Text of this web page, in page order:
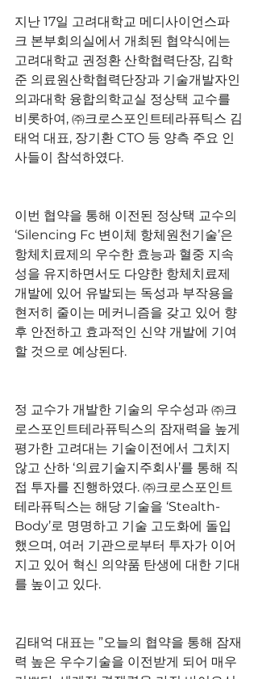
지난 17일 고려대학교 메디사이언스파
크 본부회의실에서 개최된 협약식에는
고려대학교 권정환 산학협력단장, 김학
준 의료원산학협력단장과 기술개발자인
의과대학 융합의학교실 정상택 교수를
비롯하여, ㈜크로스포인트테라퓨틱스 김
태억 대표, 장기환 CTO 등 양측 주요 인
사들이 참석하였다.
이번 협약을 통해 이전된 정상택 교수의
‘Silencing Fc 변이체 항체원천기술’은
항체치료제의 우수한 효능과 혈중 지속
성을 유지하면서도 다양한 항체치료제
개발에 있어 유발되는 독성과 부작용을
현저히 줄이는 메커니즘을 갖고 있어 향
후 안전하고 효과적인 신약 개발에 기여
할 것으로 예상된다.
정 교수가 개발한 기술의 우수성과 ㈜크
로스포인트테라퓨틱스의 잠재력을 높게
평가한 고려대는 기술이전에서 그치지
않고 산하 ‘의료기술지주회사’를 통해 직
접 투자를 진행하였다. ㈜크로스포인트
테라퓨틱스는 해당 기술을 ‘Stealth-
Body’로 명명하고 기술 고도화에 돌입
했으며, 여러 기관으로부터 투자가 이어
지고 있어 혁신 의약품 탄생에 대한 기대
를 높이고 있다.
김태억 대표는 ”오늘의 협약을 통해 잠재
력 높은 우수기술을 이전받게 되어 매우